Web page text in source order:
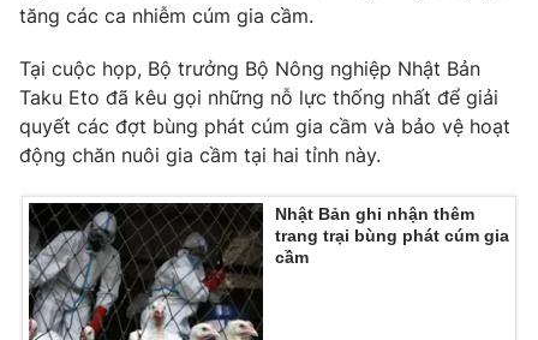
® Cấm sao chép dưới mọi hình thức nếu không có sự chấp
thuận bằng văn bản. Ghi rõ nguồn VTV.vn khi phát hành lại
thông tin từ website này.
tăng các ca nhiễm cúm gia cầm.
Tại cuộc họp, Bộ trưởng Bộ Nông nghiệp Nhật Bản
Taku Eto đã kêu gọi những nỗ lực thống nhất để giải
quyết các đợt bùng phát cúm gia cầm và bảo vệ hoạt
động chăn nuôi gia cầm tại hai tỉnh này.
Nhật Bản ghi nhận thêm
trang trại bùng phát cúm gia
cầm